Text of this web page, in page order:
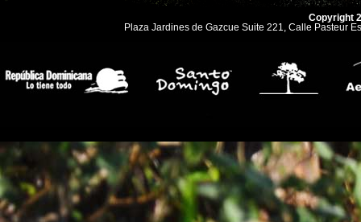
Copyright
Plaza Jardines de Gazcue Suite 221, Calle Pasteur